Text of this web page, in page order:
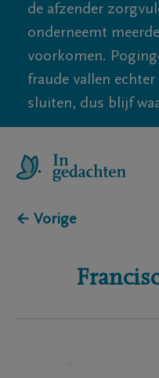
de afzender
onderneemt
voorkomen.
fraude vallen
sluiten, dus blijf
← Vorige